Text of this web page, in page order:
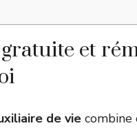
et
de vie combine